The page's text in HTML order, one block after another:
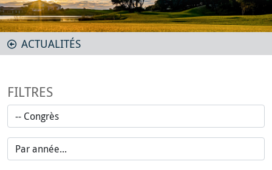
ACTUALITÉS
FILTRES